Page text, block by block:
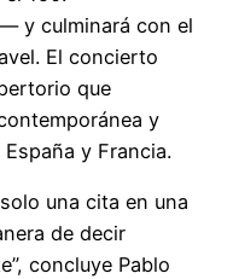
y culminará con el
El concierto
que
y
y Francia.
una cita en una
de decir
concluye Pablo